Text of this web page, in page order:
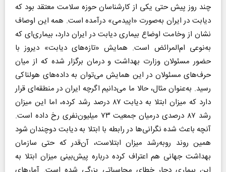
چند روز پیش حتی یکی از کارشناسان حوزه سلامت معتقد بود که
دیابت در ایران به‌صورت «اپیدمی» درآمده است. همه این اوصاف
نشان از وخامت اوضاع بیماری دیابت در ایران دارد، بیماری‌ای که
به‌نوعی ام‌المرائض است. همایش «تازه‌های دیابت» دیروز با
حضور مسئولان وزارت بهداشت و درمان برگزار شده که از میان
حرف‌های مسئولان در این همایش می‌توان به داده‌های هولناکی
رسید. به‌عنوان مثال، حالا ما می‌دانیم اگرچه ایران در منطقه‌ای قرار
دارد که میزان ابتلا به دیابت ۸۷ درصد رشد کرده، اما این میزان
رشد ۸۷ درصدی در‌میان جمعیت ۷۳ میلیون‌نفری رخ داده است.
آنچه باعث شده نگرانی‌ها در رابطه با ابتلا به دیابت دوچندان شود
همین روند رو‌به‌رشد میزان ابتلاست، آن‌قدر که حتی سازمان
بهداشت جهانی هم اعتراف کرده درباره پیش‌بینی میزان ابتلا به